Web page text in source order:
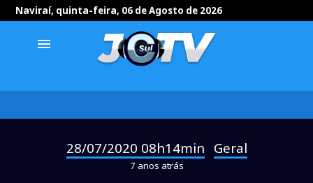
Naviraí, quinta-feira, 06 de Agosto de 2026
menu
28/07/2020 08h14min Geral
7 anos atrás